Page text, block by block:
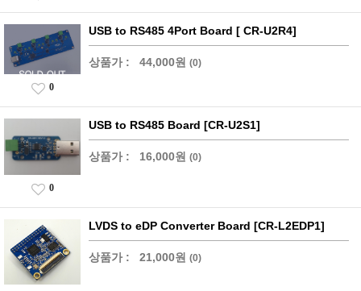
USB to RS485 4Port Board [ CR-U2R4]
상품가 : 44,000원 (0)
0
USB to RS485 Board [CR-U2S1]
상품가 : 16,000원 (0)
0
LVDS to eDP Converter Board [CR-L2EDP1]
상품가 : 21,000원 (0)